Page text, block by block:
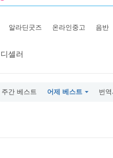
알라딘굿즈 온라인중고 음반
셀러
주간 베스트 어제 베스트 번